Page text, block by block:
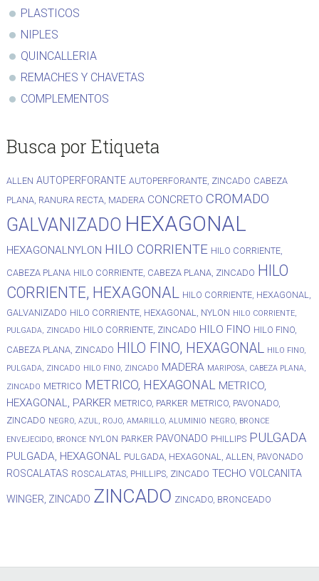
PLASTICOS
NIPLES
QUINCALLERIA
REMACHES Y CHAVETAS
COMPLEMENTOS
Busca por Etiqueta
ALLEN AUTOPERFORANTE AUTOPERFORANTE, ZINCADO CABEZA
PLANA, RANURA RECTA, MADERA CONCRETO CROMADO
GALVANIZADO HEXAGONAL
HEXAGONALNYLON HILO CORRIENTE HILO CORRIENTE,
CABEZA PLANA HILO CORRIENTE, CABEZA PLANA, ZINCADO HILO
CORRIENTE, HEXAGONAL HILO CORRIENTE, HEXAGONAL,
GALVANIZADO HILO CORRIENTE, HEXAGONAL, NYLON HILO CORRIENTE,
PULGADA, ZINCADO HILO CORRIENTE, ZINCADO HILO FINO HILO FINO,
CABEZA PLANA, ZINCADO HILO FINO, HEXAGONAL HILO FINO,
PULGADA, ZINCADO HILO FINO, ZINCADO MADERA MARIPOSA, CABEZA PLANA,
ZINCADO METRICO METRICO, HEXAGONAL
METRICO,
HEXAGONAL, PARKER METRICO, PARKER METRICO, PAVONADO,
ZINCADO NEGRO, AZUL, ROJO, AMARILLO, ALUMINIO NEGRO, BRONCE
ENVEJECIDO, BRONCE NYLON PARKER PAVONADO PHILLIPS PULGADA
PULGADA, HEXAGONAL PULGADA, HEXAGONAL, ALLEN, PAVONADO
ROSCALATAS ROSCALATAS, PHILLIPS, ZINCADO TECHO VOLCANITA
WINGER, ZINCADO ZINCADO ZINCADO, BRONCEADO